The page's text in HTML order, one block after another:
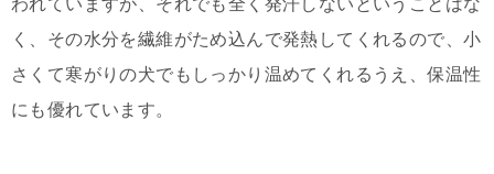
く、その水分を繊維がため込んで発熱してくれるので、小
さくて寒がりの犬でもしっかり温めてくれるうえ、保温性
にも優れています。